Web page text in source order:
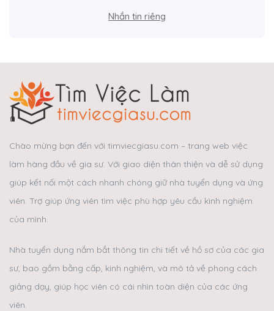
Nhắn tin riêng
Chào mừng bạn đến với timviecgiasu.com – trang web việc
làm hàng đầu về gia sư. Với giao diện thân thiện và dễ sử dụng
giúp kết nối một cách nhanh chóng giữ nhà tuyển dụng và ứng
viên. Trợ giúp ứng viên tìm việc phù hợp yêu cầu kình nghiệm
của mình.
Nhà tuyển dụng nắm bắt thông tin chi tiết về hồ sơ của các gia
sư, bao gồm bằng cấp, kinh nghiệm, và mô tả về phong cách
giảng dạy, giúp học viên có cái nhìn toàn diện của các ứng
viên.